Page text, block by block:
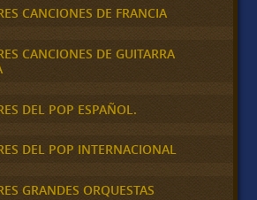
CANCIONES DE FRANCIA
CANCIONES DE GUITARRA
DEL POP ESPAÑOL.
DEL POP INTERNACIONAL
GRANDES ORQUESTAS